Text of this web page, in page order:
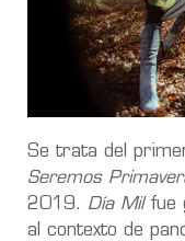
Se trata del
Seremos
2019. Día Milfue
al contexto de